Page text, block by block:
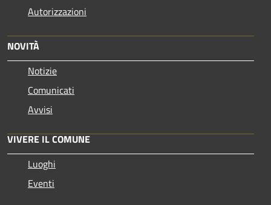
Autorizzazioni
NOVITÀ
Notizie
Comunicati
Avvisi
VIVERE IL COMUNE
Luoghi
Eventi